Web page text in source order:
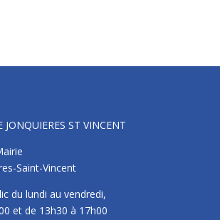
ST VINCENT
Saint-Vincent
du lundi au vendredi,
et de 13h30 à 17h00